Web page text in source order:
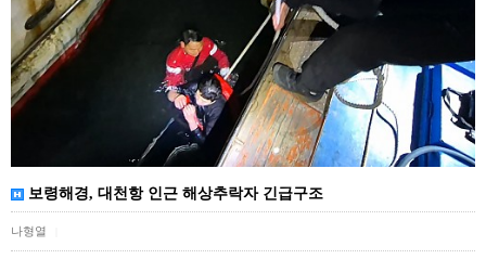
보령해경, 대천항 인근 해상추락자 긴급구조
나형열